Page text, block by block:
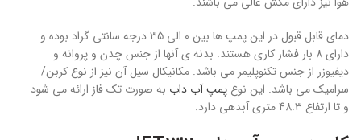
دمای قابل قبول در این پمپ ها بین 0 الی 35 درجه سانتی گراد بوده و
دارای 8 بار فشار کاری هستند. بدنه ی آنها از جنس چدن و پروانه و
دیفیوزر از جنس تکنوپلیمر می باشد. مکانیکال سیل آن نیز از نوع کربن/
سرامیک می باشد. این نوع پمپ آب داب به صورت تک فاز ارائه می شود
و تا ارتفاع 48.3 متری آبدهی دارد.